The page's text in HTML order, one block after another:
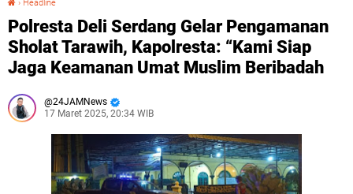
› Headline
Polresta Deli Serdang Gelar Pengamanan
Sholat Tarawih, Kapolresta: “Kami Siap
Jaga Keamanan Umat Muslim Beribadah
24JAMNews
17 Maret 2025, 20:34 WIB